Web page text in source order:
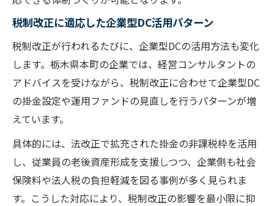
税制改正に適応した企業型DC活用パターン
税制改正が行われるたびに、企業型DCの活用方法も変化
します。栃木県本町の企業では、経営コンサルタントの
アドバイスを受けながら、税制改正に合わせて企業型DC
の掛金設定や運用ファンドの見直しを行うパターンが増
えています。
具体的には、法改正で拡充された掛金の非課税枠を活用
し、従業員の老後資産形成を支援しつつ、企業側も社会
保険料や法人税の負担軽減を図る事例が多く見られま
す。こうした対応により、税制改正の影響を最小限に抑